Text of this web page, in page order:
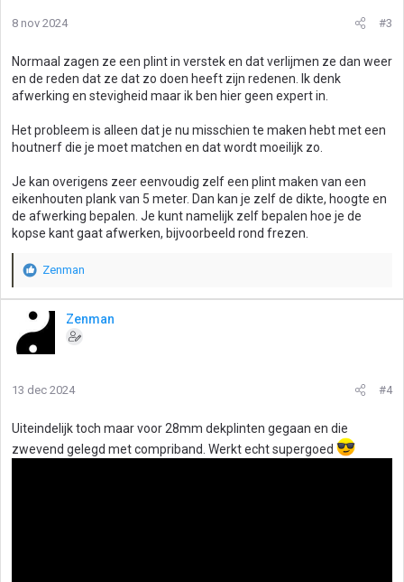
n
e
n
:
8 nov 2024 #3
Normaal zagen ze een plint in verstek en dat verlijmen ze dan weer
en de reden dat ze dat zo doen heeft zijn redenen. Ik denk
afwerking en stevigheid maar ik ben hier geen expert in.
Het probleem is alleen dat je nu misschien te maken hebt met een
houtnerf die je moet matchen en dat wordt moeilijk zo.
Je kan overigens zeer eenvoudig zelf een plint maken van een
eikenhouten plank van 5 meter. Dan kan je zelf de dikte, hoogte en
de afwerking bepalen. Je kunt namelijk zelf bepalen hoe je de
kopse kant gaat afwerken, bijvoorbeeld rond frezen.
W
d
e
i
g
n
Zenman
Zenman
13 dec 2024 #4
Uiteindelijk toch maar voor 28mm dekplinten gegaan en die
zwevend gelegd met compriband. Werkt echt supergoed